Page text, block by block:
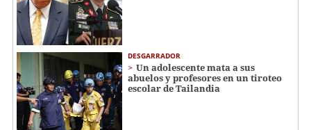
DESGARRADOR
Un adolescente mata a sus
abuelos y profesores en un tiroteo
escolar de Tailandia